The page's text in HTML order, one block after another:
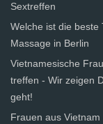
Sextreffen
Welche ist die beste
Massage in Berlin
Vietnamesische
treffen - Wir zeigen
geht!
Frauen aus Vietnam